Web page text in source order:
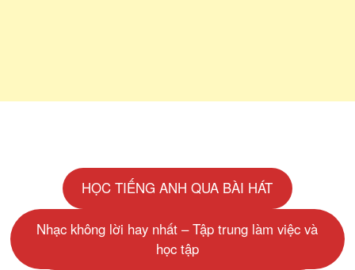
HỌC TIẾNG ANH QUA BÀI HÁT
Nhạc không lời hay nhất – Tập trung làm việc và
học tập